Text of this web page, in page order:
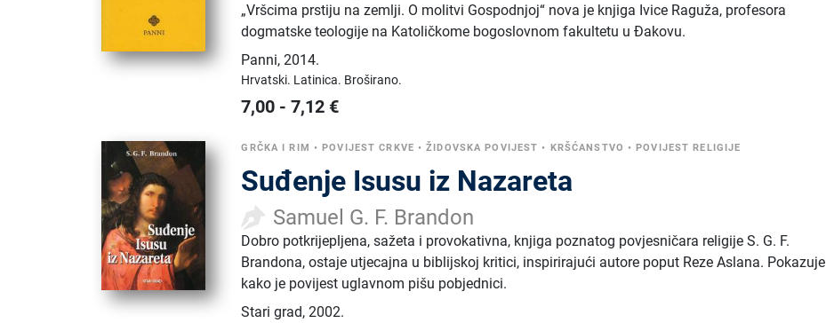
„Vršcima prstiju na zemlji. O molitvi Gospodnjoj“ nova je knjiga Ivice Raguža, profesora
dogmatske teologije na Katoličkome bogoslovnom fakultetu u Đakovu.
Panni,2014.
Hrvatski. Latinica. Broširano.
7,00 -7,12 €
GRČKA I RIM •POVIJEST CRKVE •ŽIDOVSKA POVIJEST • KRŠĆANSTVO •POVIJEST RELIGIJE
Suđenje Isusu iz Nazareta
Samuel G. F. Brandon
Dobro potkrijepljena, sažeta i provokativna, knjiga poznatog povjesničara religije S. G. F.
Brandona, ostaje utjecajna u biblijskoj kritici, inspirirajući autore poput Reze Aslana. Pokazuje
kako je povijest uglavnom pišu pobjednici.
Stari grad,2002.